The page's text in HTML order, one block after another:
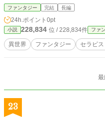
彼の親友でありセラピストの、牧浦
リニック”には、今日も香りを求め
体だけでなく、心にも何かを抱え込
ピストの使命だ。 彼らは新しい香
り、各地で多くの人に出逢い、また各地
職業ものです。 ＊*1話2000文字前後
ファンタジー 完結 長編
24h.ポイント 0pt
小説 228,834 位 / 228,834件 ファ
異世界 ファンタジー セラピス
23